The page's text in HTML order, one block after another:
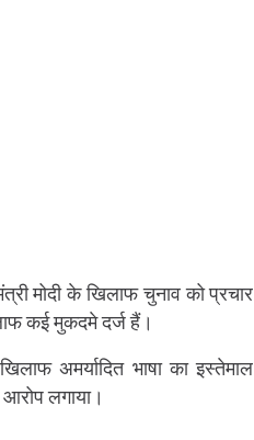
मोदी के खिलाफ चुनाव को प्रचार
कई मुकदमे दर्ज हैं।
अमर्यादित भाषा का इस्तेमाल
लगाया।